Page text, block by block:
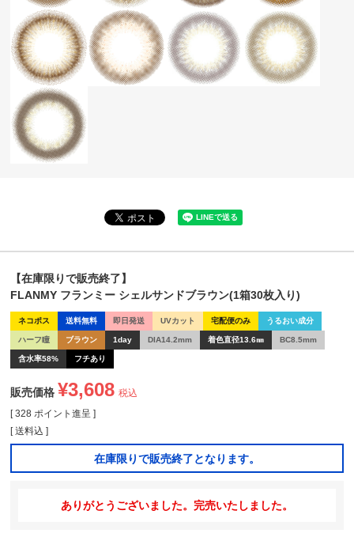
【在庫限りで販売終了】
FLANMY フランミー シェルサンドブラウン(1箱30枚入り)
ネコポス 送料無料 即日発送 UVカット 宅配便のみ うるおい成分
ハーフ瞳 ブラウン 1day DIA14.2mm 着色直径13.6㎜ BC8.5mm
含水率58% フチあり
販売価格 ¥3,608 税込
[ 328 ポイント進呈 ]
送料込
在庫限りで販売終了となります。
ありがとうございました。完売いたしました。